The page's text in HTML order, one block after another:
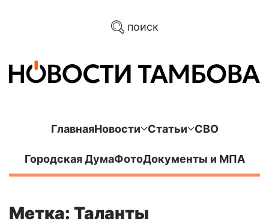
поиск
ГлавнаяНовости Статьи СВО
Городская ДумаФотоДокументы и МПА
Метка: Таланты